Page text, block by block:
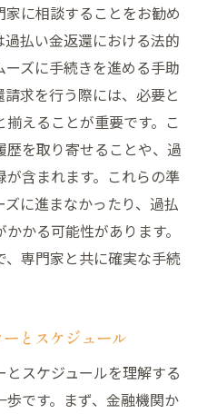
に相談することをお勧め
払い金返還における法的
ズに手続きを進める手助
求を行う際には、必要と
えることが重要です。こ
を取り寄せることや、過
含まれます。これらの準
に進まなかったり、過払
かる可能性があります。
、専門家と共に確実な手続
とスケジュール
スケジュールを理解する
です。まず、金融機関か